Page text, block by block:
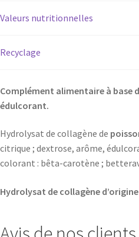
Valeurs nutritionnelles
Recyclage
Complément alimentaire à base
édulcorant.
Hydrolysat de collagène de
citrique ; dextrose, arôme,
colorant : bêta-carotène ;
Hydrolysat de collagène